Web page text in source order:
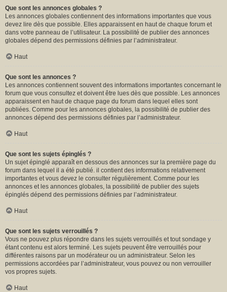
Que sont les annonces globales ?
Les annonces globales contiennent des informations importantes que vous
devez lire dès que possible. Elles apparaissent en haut de chaque forum et
dans votre panneau de l’utilisateur. La possibilité de publier des annonces
globales dépend des permissions définies par l’administrateur.
Haut
Que sont les annonces ?
Les annonces contiennent souvent des informations importantes concernant le
forum que vous consultez et doivent être lues dès que possible. Les annonces
apparaissent en haut de chaque page du forum dans lequel elles sont
publiées. Comme pour les annonces globales, la possibilité de publier des
annonces dépend des permissions définies par l’administrateur.
Haut
Que sont les sujets épinglés ?
Un sujet épinglé apparaît en dessous des annonces sur la première page du
forum dans lequel il a été publié. il contient des informations relativement
importantes et vous devez le consulter régulièrement. Comme pour les
annonces et les annonces globales, la possibilité de publier des sujets
épinglés dépend des permissions définies par l’administrateur.
Haut
Que sont les sujets verrouillés ?
Vous ne pouvez plus répondre dans les sujets verrouillés et tout sondage y
étant contenu est alors terminé. Les sujets peuvent être verrouillés pour
différentes raisons par un modérateur ou un administrateur. Selon les
permissions accordées par l’administrateur, vous pouvez ou non verrouiller
vos propres sujets.
Haut